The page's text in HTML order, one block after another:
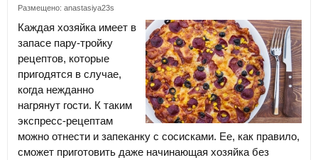
Размещено: anastasiya23s
Каждая хозяйка имеет в
запасе пару-тройку
рецептов, которые
пригодятся в случае,
когда нежданно
нагрянут гости. К таким
экспресс-рецептам
можно отнести и запеканку с сосисками. Ее, как правило,
сможет приготовить даже начинающая хозяйка без